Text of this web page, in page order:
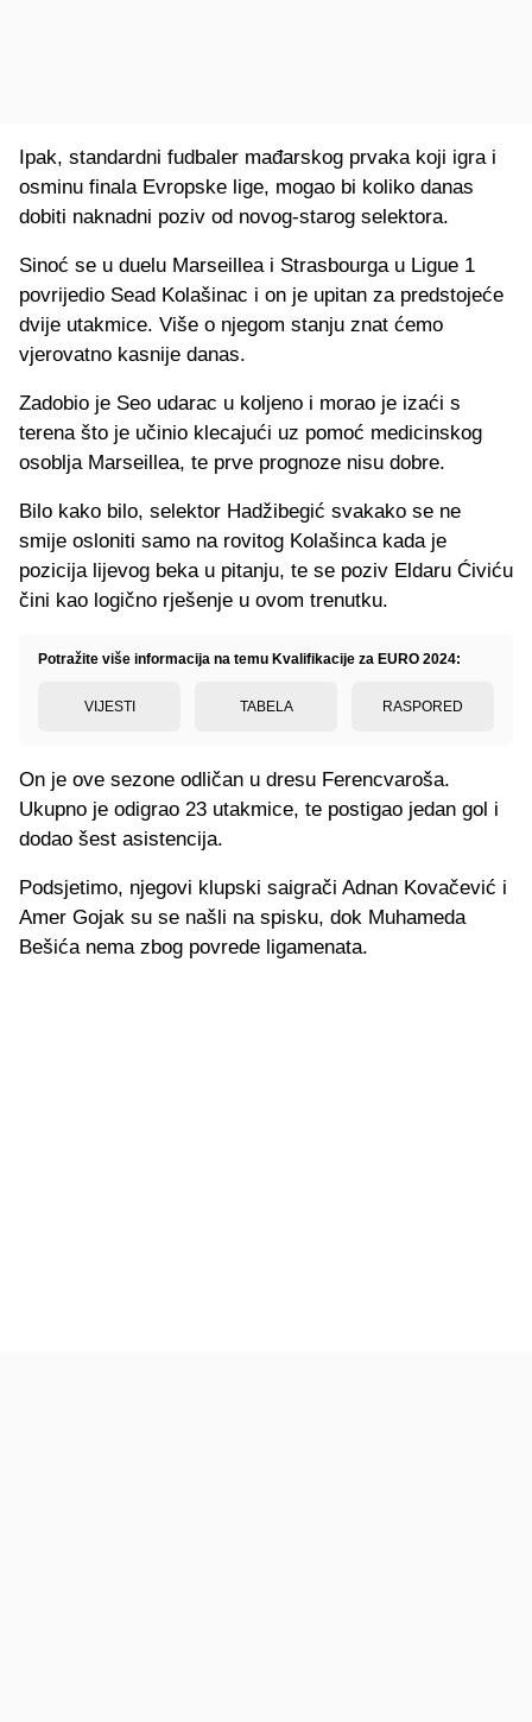
Ipak, standardni fudbaler mađarskog prvaka koji igra i
osminu finala Evropske lige, mogao bi koliko danas
dobiti naknadni poziv od novog-starog selektora.
Sinoć se u duelu Marseillea i Strasbourga u Ligue 1
povrijedio Sead Kolašinac i on je upitan za predstojeće
dvije utakmice. Više o njegom stanju znat ćemo
vjerovatno kasnije danas.
Zadobio je Seo udarac u koljeno i morao je izaći s
terena što je učinio klecajući uz pomoć medicinskog
osoblja Marseillea, te prve prognoze nisu dobre.
Bilo kako bilo, selektor Hadžibegić svakako se ne
smije osloniti samo na rovitog Kolašinca kada je
pozicija lijevog beka u pitanju, te se poziv Eldaru Ćiviću
čini kao logično rješenje u ovom trenutku.
Potražite više informacija na temu Kvalifikacije za EURO 2024:
VIJESTI TABELA RASPORED
On je ove sezone odličan u dresu Ferencvaroša.
Ukupno je odigrao 23 utakmice, te postigao jedan gol i
dodao šest asistencija.
Podsjetimo, njegovi klupski saigrači Adnan Kovačević i
Amer Gojak su se našli na spisku, dok Muhameda
Bešića nema zbog povrede ligamenata.